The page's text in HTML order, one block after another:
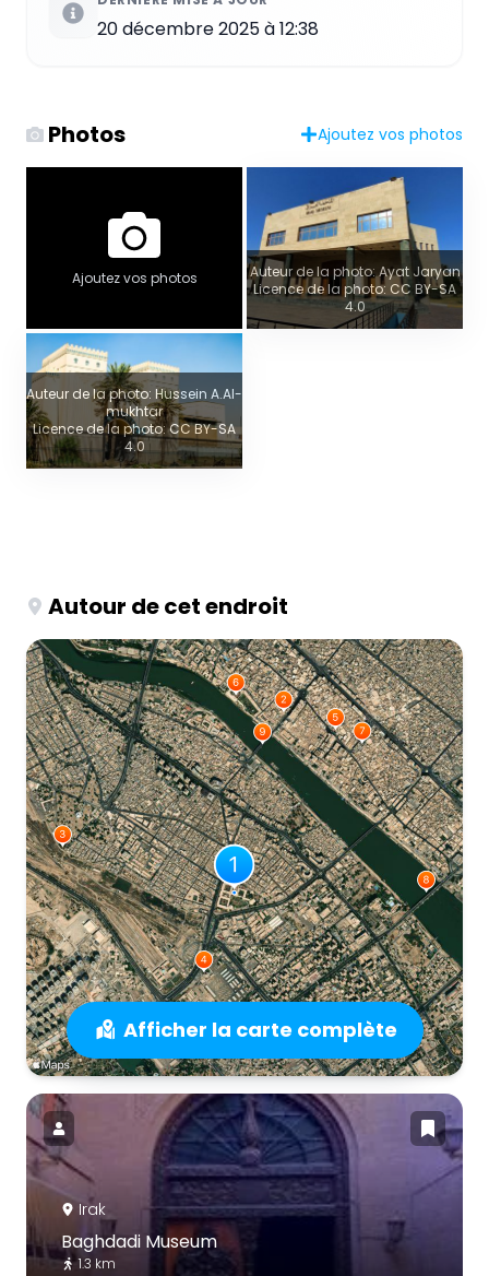
20 décembre 2025 à 12:38
Photos Ajoutez vos photos
Ajoutez vos photos
Auteur de la photo: Ayat Jaryan
Licence de la photo: CC BY-SA
4.0
Auteur de la photo: Hussein A.Al-
mukhtar
Licence de la photo: CC BY-SA
4.0
Autour de cet endroit
Afficher la carte complète
Irak
Baghdadi Museum
1.3 km